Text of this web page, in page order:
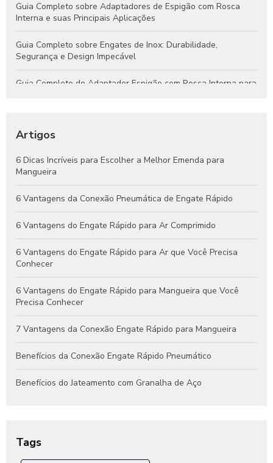
Guia Completo sobre Adaptadores de Espigão com Rosca
Interna e suas Principais Aplicações
Guia Completo sobre Engates de Inox: Durabilidade,
Segurança e Design Impecável
Guia Completo do Adaptador Espigão com Rosca Interna para
Eficientes e Confiáveis
Engates Pneumáticos: Vantagens, Aplicações e Dicas para
Escolher o Melhor Modelo
Guia Completo de Engates Pneumáticos: Benefícios, Usos e
Dicas de Manutenção
Artigos
6 Dicas Incríveis para Escolher a Melhor Emenda para
Mangueira
6 Vantagens da Conexão Pneumática de Engate Rápido
6 Vantagens do Engate Rápido para Ar Comprimido
6 Vantagens do Engate Rápido para Ar que Você Precisa
Conhecer
6 Vantagens do Engate Rápido para Mangueira que Você
Precisa Conhecer
7 Vantagens da Conexão Engate Rápido para Mangueira
Benefícios da Conexão Engate Rápido Pneumático
Benefícios do Jateamento com Granalha de Aço
Como Escolher a Conexão Hidráulica Niple Ideal para Seu
Projeto
Tags